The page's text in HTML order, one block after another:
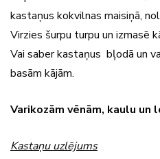
kastaņus kokvilnas maisiņā,
Virzies šurpu turpu un izmasē
Vai saber kastaņus bļodā un
basām kājām.
Varikozām vēnām, kaulu un
Kastaņu uzlējums